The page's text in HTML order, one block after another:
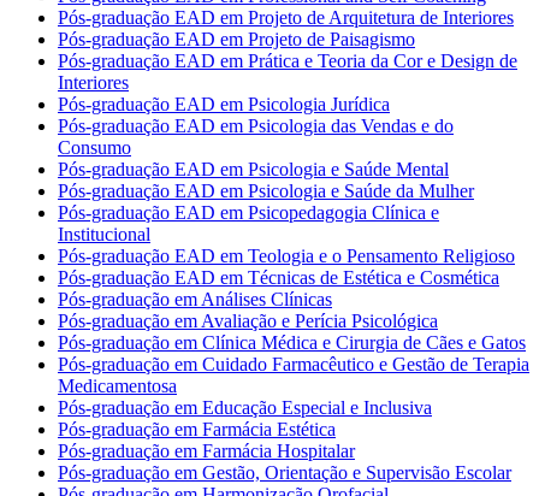
Pós-graduação EAD em Projeto de Arquitetura de Interiores
Pós-graduação EAD em Projeto de Paisagismo
Pós-graduação EAD em Prática e Teoria da Cor e Design de
Interiores
Pós-graduação EAD em Psicologia Jurídica
Pós-graduação EAD em Psicologia das Vendas e do
Consumo
Pós-graduação EAD em Psicologia e Saúde Mental
Pós-graduação EAD em Psicologia e Saúde da Mulher
Pós-graduação EAD em Psicopedagogia Clínica e
Institucional
Pós-graduação EAD em Teologia e o Pensamento Religioso
Pós-graduação EAD em Técnicas de Estética e Cosmética
Pós-graduação em Análises Clínicas
Pós-graduação em Avaliação e Perícia Psicológica
Pós-graduação em Clínica Médica e Cirurgia de Cães e Gatos
Pós-graduação em Cuidado Farmacêutico e Gestão de Terapia
Medicamentosa
Pós-graduação em Educação Especial e Inclusiva
Pós-graduação em Farmácia Estética
Pós-graduação em Farmácia Hospitalar
Pós-graduação em Gestão, Orientação e Supervisão Escolar